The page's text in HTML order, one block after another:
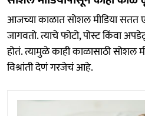
आजच्या काळात सोशल मीडिया सतत
जागवतो. त्याचे फोटो, पोस्ट किंवा
होतं. त्यामुळे काही काळासाठी सोशल
विश्रांती देणं गरजेचं आहे.